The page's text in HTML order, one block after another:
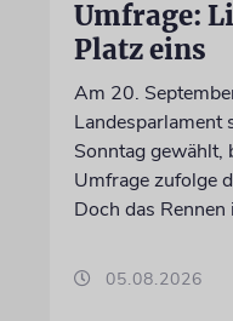
Umfrage:
Platz eins
Am 20.
Landesparlament
Sonntag gewählt,
Umfrage zufolge
Doch das Rennen
05.08.2026